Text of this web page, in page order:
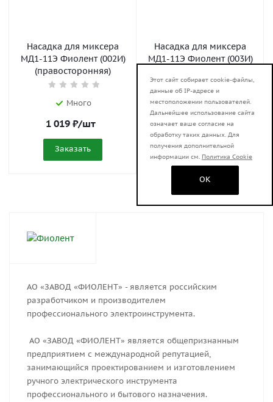
Насадка для миксера
МД1-11Э Фиолент (002И)
(правосторонняя)
Много
1 019 ₽/шт
Заказать
Насадка для миксера
МД1-11Э Фиолент (003И)
Достаточно
1 019₽/шт
Заказать
АО «ЗАВОД «ФИОЛЕНТ» - является российским
разработчиком и производителем
профессионального электроинструмента.
АО «ЗАВОД «ФИОЛЕНТ» является общепризнанным
предприятием с международной репутацией,
занимающийся проектированием и изготовлением
ручного электрического инструмента
профессионального и бытового назначения.
Этот сайт собирает cookie-файлы,
данные об IP-адресе и
местоположении пользователей.
Дальнейшее использование сайта
означает ваше согласие на
обработку таких данных. Для
получения дополнительной
информации см. Политика Cookie
OK